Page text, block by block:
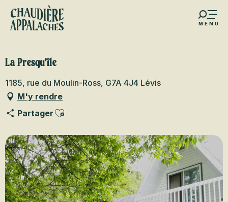
Aller
contenu
MENU
favoris
La Presqu’île
1185, rue du Moulin-Ross, G7A 4J4 Lévis
M'y rendre
Partager Ajouter aux favoris